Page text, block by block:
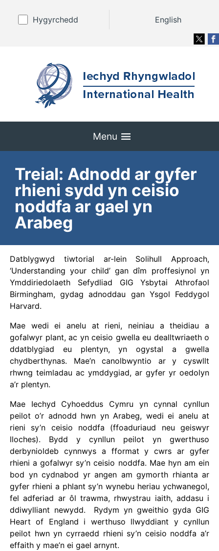
Hygyrchedd English
Menu
Treial: Adnodd ar gyfer
rhieni sydd yn ceisio
noddfa ar gael yn
Arabeg
Datblygwyd tiwtorial ar-lein Solihull Approach,
‘Understanding your child’ gan dîm proffesiynol yn
Ymddiriedolaeth Sefydliad GIG Ysbytai Athrofaol
Birmingham, gydag adnoddau gan Ysgol Feddygol
Harvard.
Mae wedi ei anelu at rieni, neiniau a theidiau a
gofalwyr plant, ac yn ceisio gwella eu dealltwriaeth o
ddatblygiad eu plentyn, yn ogystal a gwella
chydberthynas. Mae’n canolbwyntio ar y cyswllt
rhwng teimladau ac ymddygiad, ar gyfer yr oedolyn
a’r plentyn.
Mae Iechyd Cyhoeddus Cymru yn cynnal cynllun
peilot o’r adnodd hwn yn Arabeg, wedi ei anelu at
rieni sy’n ceisio noddfa (ffoaduriaud neu geiswyr
lloches). Bydd y cynllun peilot yn gwerthuso
derbynioldeb cynnwys a fformat y cwrs ar gyfer
rhieni a gofalwyr sy’n ceisio noddfa. Mae hyn am ein
bod yn cydnabod yr angen am gymorth rhianta ar
gyfer rhieni a phlant sy’n wynebu heriau ychwanegol,
fel adferiad ar ôl trawma, rhwystrau iaith, addasu i
ddiwylliant newydd. Rydym yn gweithio gyda GIG
Heart of England i werthuso llwyddiant y cynllun
peilot hwn yn cyrraedd rhieni sy’n ceisio noddfa a’r
effaith y mae’n ei gael arnynt.